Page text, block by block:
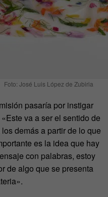
Foto: José Luis López de Zubiria
pasaría por instigar
va a ser el sentido de
demás a partir de lo que
es la idea que hay
con palabras, estoy
de algo que se presenta